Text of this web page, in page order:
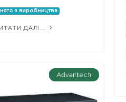
з виробництва
ДАЛІ...
Advantech